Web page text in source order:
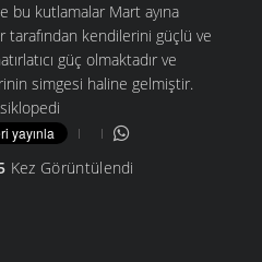
bu kutlamalar Mart ayına
tarafından kendilerini güçlü ve
güç olmaktadır ve
simgesi haline gelmiştir.
Kez Görüntülendi